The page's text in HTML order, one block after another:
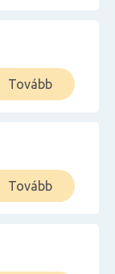
Tovább
Tovább